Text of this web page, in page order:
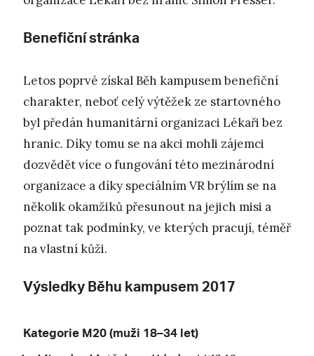
Benefiční stránka
Letos poprvé získal Běh kampusem benefiční
charakter, neboť celý výtěžek ze startovného
byl předán humanitární organizaci Lékaři bez
hranic. Díky tomu se na akci mohli zájemci
dozvědět více o fungování této mezinárodní
organizace a díky speciálním VR brýlím se na
několik okamžiků přesunout na jejich misi a
poznat tak podmínky, ve kterých pracují, téměř
na vlastní kůži.
Výsledky Běhu kampusem 2017
Kategorie M20 (muži 18–34 let)